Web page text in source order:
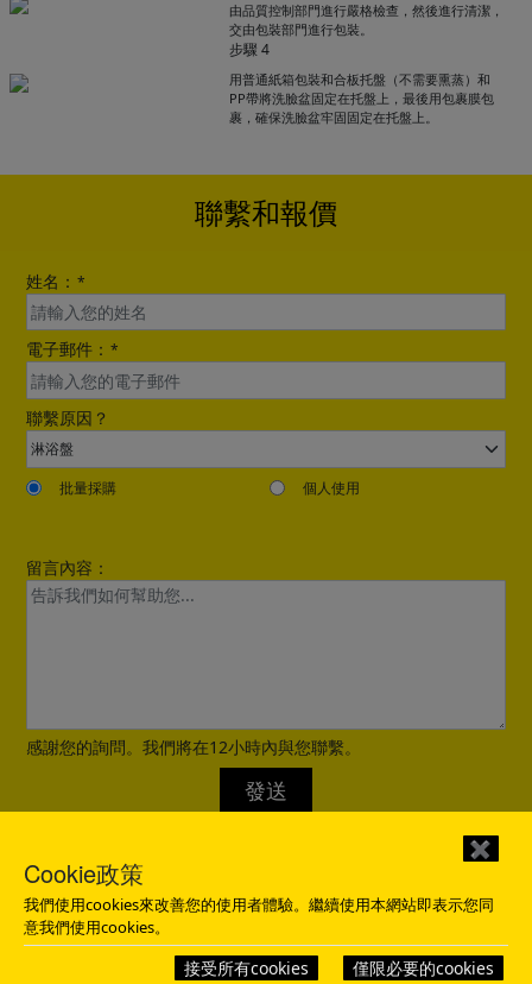
由品質控制部門進行嚴格檢查，然後進行清潔，
交由包裝部門進行包裝。
步驟 4
用普通紙箱包裝和合板托盤（不需要熏蒸）和
PP帶將洗臉盆固定在托盤上，最後用包裹膜包
裹，確保洗臉盆牢固固定在托盤上。
Get Catalogue
Please leave your contact information,the
catalogue will be sent to your mailbox
Send
聯繫和報價
姓名： *
電子郵件： *
聯繫原因？
批量採購 個人使用
留言內容：
感謝您的詢問。我們將在12小時內與您聯繫。
發送
✖
Cookie政策
我們使用cookies來改善您的使用者體驗。繼續使用本網站即表示您同
意我們使用cookies。
接受所有cookies 僅限必要的cookies